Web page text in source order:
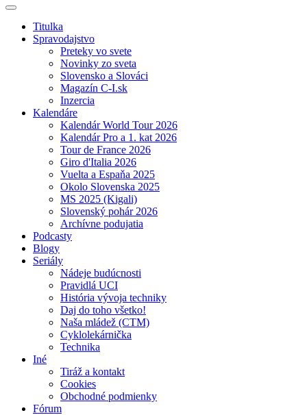
Titulka
Spravodajstvo
Preteky vo svete
Novinky zo sveta
Slovensko a Slováci
Magazín C-I.sk
Inzercia
Kalendáre
Kalendár World Tour 2026
Kalendár Pro a 1. kat 2026
Tour de France 2026
Giro d'Italia 2026
Vuelta a Espaňa 2025
Okolo Slovenska 2025
MS 2025 (Kigali)
Slovenský pohár 2026
Archívne podujatia
Podcasty
Blogy
Seriály
Nádeje budúcnosti
Pravidlá UCI
História vývoja techniky
Daj do toho všetko!
Naša mládež (CTM)
Cyklolekárnička
Technika
Iné
Tiráž a kontakt
Cookies
Obchodné podmienky
Fórum